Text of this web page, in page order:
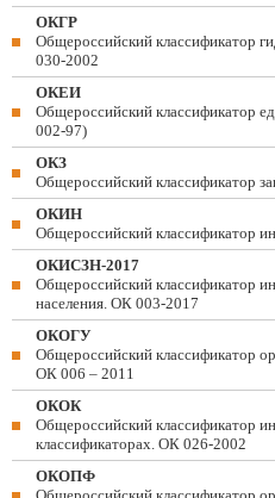
ОКГР
Общероссийский классификатор
030-2002
ОКЕИ
Общероссийский классификатор
002-97)
ОКЗ
Общероссийский классификатор
ОКИН
Общероссийский классификатор
ОКИСЗН-2017
Общероссийский классификатор
населения. ОК 003-2017
ОКОГУ
Общероссийский классификатор
ОК 006 – 2011
ОКОК
Общероссийский классификатор
классификаторах. ОК 026-2002
ОКОПФ